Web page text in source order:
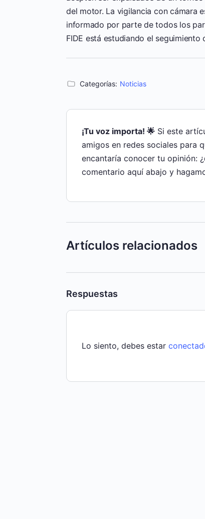
del motor. La vigilancia con cámara
informado por parte de todos los
FIDE está estudiando el
Categorías: Noticias
¡Tu voz importa! 🌟 Si este
amigos en redes sociales para
encantaría conocer tu opinión:
comentario aquí abajo y
Artículos relacionados
Respuestas
Lo siento, debes estar